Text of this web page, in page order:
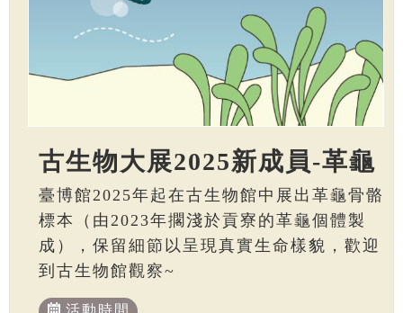
古生物大展2025新成員-革龜
臺博館2025年起在古生物館中展出革龜骨骼
標本（由2023年擱淺於貢寮的革龜個體製
成），保留細節以呈現真實生命樣貌，歡迎
到古生物館觀察~